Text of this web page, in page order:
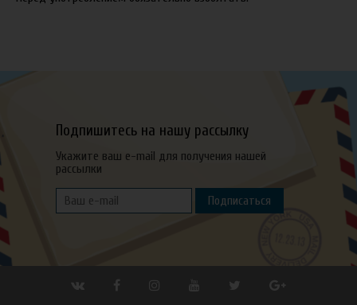
Подпишитесь на нашу рассылку
Укажите ваш e-mail для получения нашей
рассылки
Подписаться